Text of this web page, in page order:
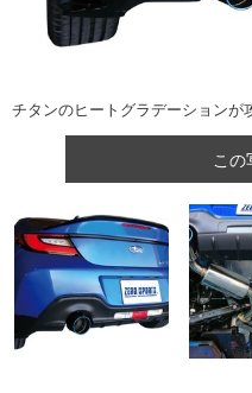
チタンのヒートグラデーションが
この